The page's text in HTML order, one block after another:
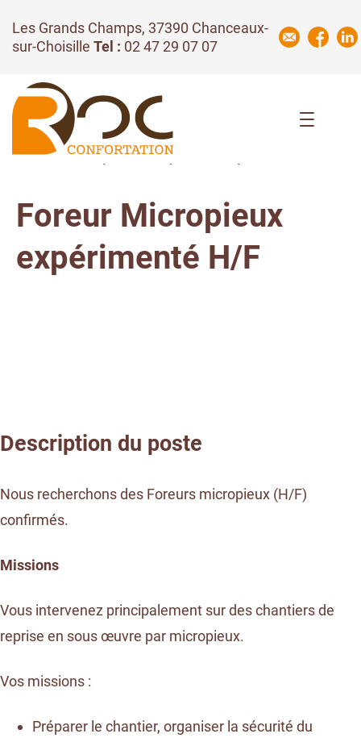
Les Grands Champs, 37390 Chanceaux-
sur-Choisille Tel : 02 47 29 07 07
Offre d'emploi | CDI plein temps
Foreur Micropieux
expérimenté H/F
Description du poste
Nous recherchons des Foreurs micropieux (H/F)
confirmés.
Missions
Vous intervenez principalement sur des chantiers de
reprise en sous œuvre par micropieux.
Vos missions :
Préparer le chantier, organiser la sécurité du